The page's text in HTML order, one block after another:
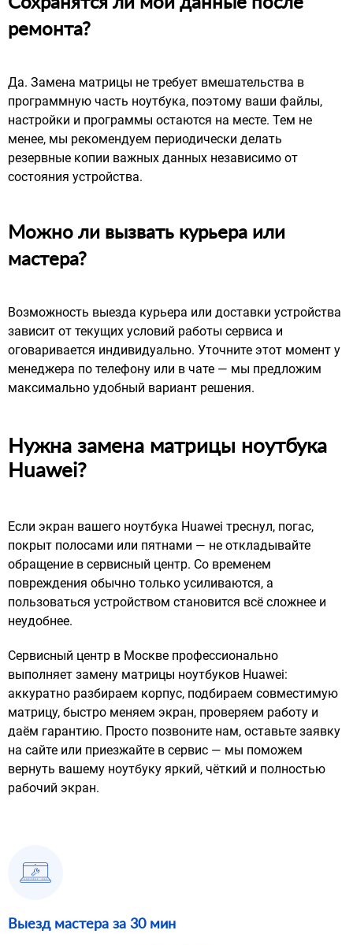
Выезд мастера за 30 мин
ремонта?
Да. Замена матрицы не требует вмешательства в
программную часть ноутбука, поэтому ваши файлы,
настройки и программы остаются на месте. Тем не
менее, мы рекомендуем периодически делать
резервные копии важных данных независимо от
состояния устройства.
Можно ли вызвать курьера или
мастера?
Возможность выезда курьера или доставки устройства
зависит от текущих условий работы сервиса и
оговаривается индивидуально. Уточните этот момент у
менеджера по телефону или в чате — мы предложим
максимально удобный вариант решения.
Нужна замена матрицы ноутбука
Huawei?
Если экран вашего ноутбука Huawei треснул, погас,
покрыт полосами или пятнами — не откладывайте
обращение в сервисный центр. Со временем
повреждения обычно только усиливаются, а
пользоваться устройством становится всё сложнее и
неудобнее.
Сервисный центр в Москве профессионально
выполняет замену матрицы ноутбуков Huawei:
аккуратно разбираем корпус, подбираем совместимую
матрицу, быстро меняем экран, проверяем работу и
даём гарантию. Просто позвоните нам, оставьте заявку
на сайте или приезжайте в сервис — мы поможем
вернуть вашему ноутбуку яркий, чёткий и полностью
рабочий экран.